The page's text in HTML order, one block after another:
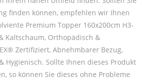
finden können, empfehlen wir Ihnen
Premium Topper 160x200cm H3-
Kaltschaum, Orthopädisch &
Zertifiziert, Abnehmbarer Bezug,
Hygienisch. Sollte Ihnen dieses Produkt
so können Sie dieses ohne Probleme